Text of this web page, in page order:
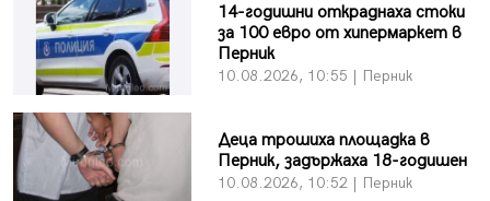
14-годишни откраднаха стоки
за 100 евро от хипермаркет в
Перник
10.08.2026, 10:55 | Перник
Деца трошиха площадка в
Перник, задържаха 18-годишен
10.08.2026, 10:52 | Перник